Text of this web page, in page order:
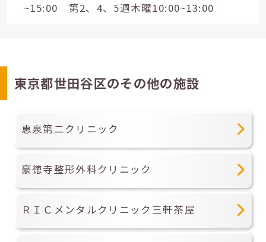
~15:00 第2、4、5週木曜10:00~13:00
東京都世田谷区のその他の施設
恵泉第二クリニック
豪徳寺整形外科クリニック
ＲＩＣメンタルクリニック三軒茶屋